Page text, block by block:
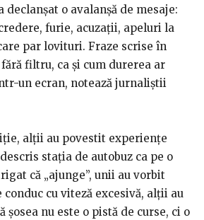
o avalanșă de mesaje:
furie, acuzații, apeluri la
par lovituri. Fraze scrise în
filtru, ca și cum durerea ar
un ecran, notează jurnaliștii
alții au povestit experiențe
stația de autobuz ca pe o
că „ajunge”, unii au vorbit
cu viteză excesivă, alții au
șosea nu este o pistă de curse, ci o